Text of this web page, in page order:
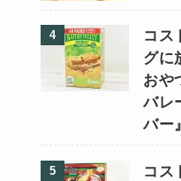
コス
グに
おや
バレ
バー
コス